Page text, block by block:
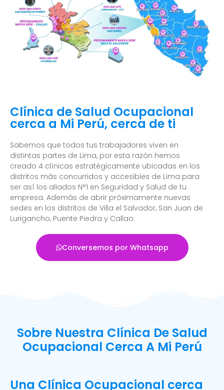
Clínica de Salud Ocupacional
cerca a Mi Perú, cerca de ti
Sabemos que todos tus trabajadores viven en
distintas partes de Lima, por esta razón hemos
creado 4 clínicas estratégicamente ubicadas en los
distritos más concurridos y accesibles de Lima para
ser así los aliados N°1 en Seguridad y Salud de tu
empresa. Además de abrir próximamente nuevas
sedes en los distritos de Villa el Salvador, San Juan de
Lurigancho, Puente Piedra y Callao.
Conversemos por Whatsapp
Sobre Nuestra Clínica De Salud
Ocupacional Cerca A Mi Perú
Una Clínica Ocupacional cerca